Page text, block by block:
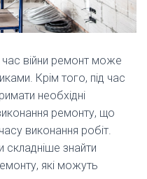
час війни ремонт може
Крім того, під час
необхідні
ремонту, що
виконання робіт.
складніше знайти
які можуть